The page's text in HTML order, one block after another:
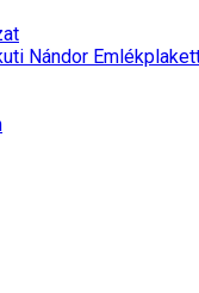
Nándor